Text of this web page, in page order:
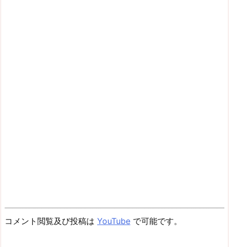
コメント閲覧及び投稿は YouTube で可能です。